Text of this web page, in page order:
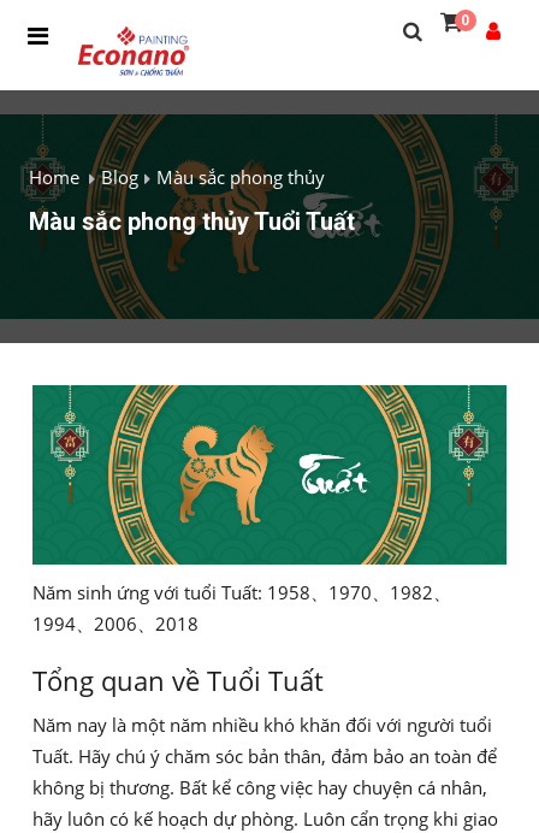
0
Home Blog Màu sắc phong thủy
Màu sắc phong thủy Tuổi Tuất
Năm sinh ứng với tuổi Tuất: 1958、1970、1982、
1994、2006、2018
Tổng quan về Tuổi Tuất
Năm nay là một năm nhiều khó khăn đối với người tuổi
Tuất. Hãy chú ý chăm sóc bản thân, đảm bảo an toàn để
không bị thương. Bất kể công việc hay chuyện cá nhân,
hãy luôn có kế hoạch dự phòng. Luôn cẩn trọng khi giao